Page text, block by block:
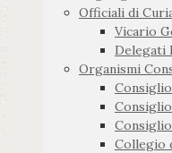
Officiali di
Vicario
Delegati
Organismi
Collegio